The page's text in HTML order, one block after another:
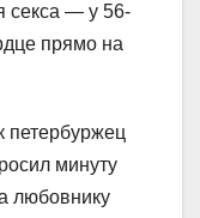
секса — у 56-
прямо на
петербуржец
минуту
любовнику